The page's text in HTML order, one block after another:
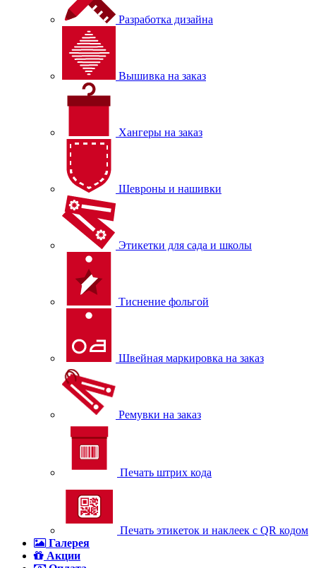
Разработка дизайна
Вышивка на заказ
Хангеры на заказ
Шевроны и нашивки
Этикетки для сада и школы
Тиснение фольгой
Швейная маркировка на заказ
Ремувки на заказ
Печать штрих кода
Печать этикеток и наклеек с QR кодом
Галерея
Акции